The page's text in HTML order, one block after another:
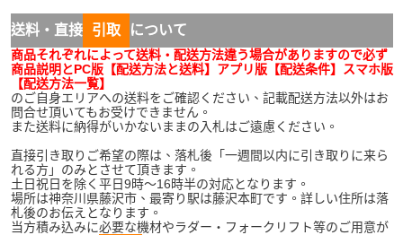
送料・直接 引取 について
商品それぞれによって送料・配送方法違う場合がありますので必ず
商品説明とPC版【配送方法と送料】アプリ版【配送条件】スマホ版
【配送方法一覧】
のご自身エリアへの送料をご確認ください、記載配送方法以外はお
問合せ頂いてもお受けできません。
また送料に納得がいかないままの入札はご遠慮ください。
直接引き取りご希望の際は、落札後「一週間以内に引き取りに来ら
れる方」のみとさせて頂きます。
土日祝日を除く平日9時～16時半の対応となります。
場所は神奈川県藤沢市、最寄り駅は藤沢本町です。詳しい住所は落
札後のお伝えとなります。
当方積み込みに必要な機材やラダー・フォークリフト等のご用意が